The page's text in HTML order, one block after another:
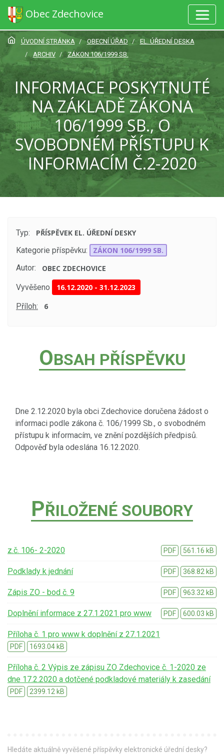
Obec Zdechovice
ÚVODNÍ STRÁNKA OBECNÍ ÚŘAD
EL. ÚŘEDNÍ DESKA
ARCHIV
ZÁKON 106/1999 SB.
INFORMACE POSKYTNUTÉ
NA ZÁKLADĚ ZÁKONA
106/1999 SB., O
SVOBODNÉM PŘÍSTUPU K
INFORMACÍM Č.2-2020
Typ:
PŘÍSPĚVEK EL. ÚŘEDNÍ DESKY
Kategorie příspěvku:
ZÁKON 106/1999 SB.
Autor:
OBEC ZDECHOVICE
Vyvěšeno 16.12.2020 -31.12.2023
Příloh: 6
OBSAH PŘÍSPĚVKU
Dne 2.12.2020 byla obci Zdechovice doručena žádost o
informaci podle zákona č. 106/1999 Sb., o svobodném
přístupu k informacím, ve znění pozdějších předpisů.
Odpověď byla odeslána 16.12.2020.
PŘILOŽENÉ SOUBORY
z.č. 106- 2-2020 PDF 561.16 kB
Podklady k jednání PDF 368.82 kB
Zápis ZO - bod č. 9 PDF 963.32 kB
Doplnění informace z 27.1.2021 pro www PDF 600.03 kB
Příloha č. 1 pro www k doplnění z 27.1.2021
PDF 1693.04 kB
Příloha č. 2 Výpis ze zápisu ZO Zdechovice č. 1-2020 ze
dne 17.2.2020 a dotčené podkladové materiály k zasedání
PDF 2399.12 kB
Hledáte aktuálně vyvěšené příspěvky elektronické úřední desky?